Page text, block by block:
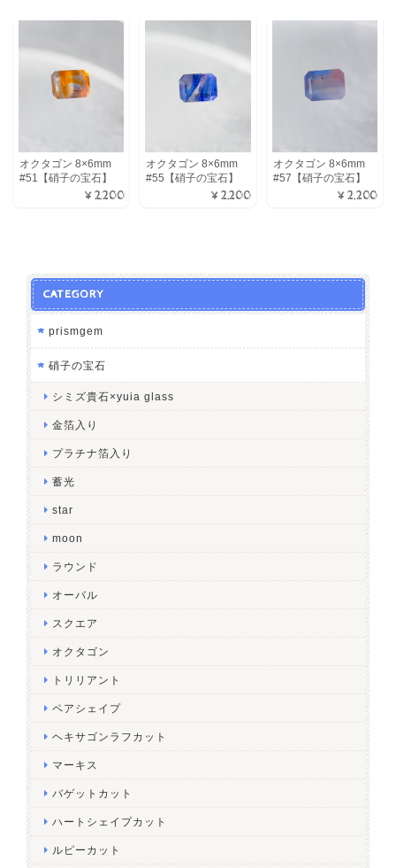
オクタゴン 8×6mm
#51【硝子の宝石】
¥2,200
オクタゴン 8×6mm
#55【硝子の宝石】
¥2,200
オクタゴン 8×6mm
#57【硝子の宝石】
¥2,200
CATEGORY
prismgem
硝子の宝石
シミズ貴石×yuia glass
金箔入り
プラチナ箔入り
蓄光
star
moon
ラウンド
オーバル
スクエア
オクタゴン
トリリアント
ペアシェイプ
ヘキサゴンラフカット
マーキス
バゲットカット
ハートシェイプカット
ルピーカット